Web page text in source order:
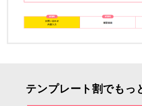
テンプレート割でもっ